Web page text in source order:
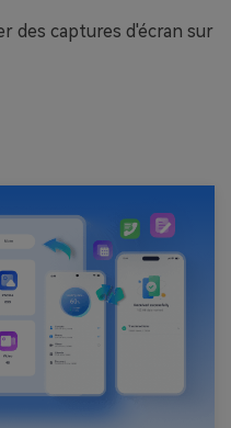
des captures d'écran sur